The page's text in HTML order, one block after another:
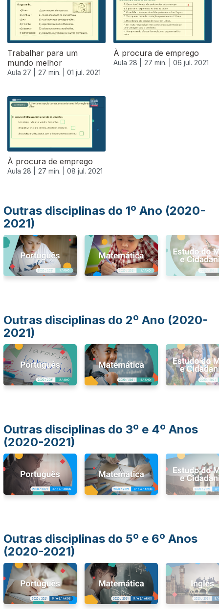
Trabalhar para um
mundo melhor
Aula 27 | 27 min. | 01 jul. 2021
À procura de emprego
Aula 28 | 27 min. | 06 jul. 2021
À procura de emprego
Aula 28 | 27 min. | 08 jul. 2021
556324
Outras disciplinas do 1º Ano (2020-
2021)
Outras disciplinas do 2º Ano (2020-
2021)
Outras disciplinas do 3º e 4º Anos
(2020-2021)
Outras disciplinas do 5º e 6º Anos
(2020-2021)